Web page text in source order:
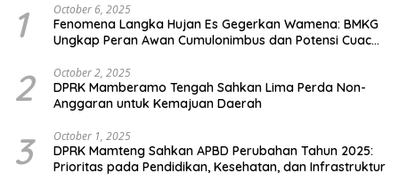
1 October 6, 2025
Fenomena Langka Hujan Es Gegerkan Wamena: BMKG
Ungkap Peran Awan Cumulonimbus dan Potensi Cuaca
2 October 2, 2025
DPRK Mamberamo Tengah Sahkan Lima Perda Non-
Anggaran untuk Kemajuan Daerah
3 October 1, 2025
DPRK Mamteng Sahkan APBD Perubahan Tahun 2025:
Prioritas pada Pendidikan, Kesehatan, dan Infrastruktur